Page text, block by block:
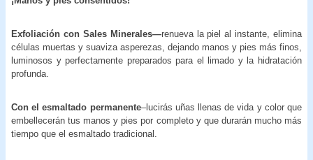
Exfoliación con Sales Minerales—renueva la piel al instante, elimina
células muertas y suaviza asperezas, dejando manos y pies más finos,
luminosos y perfectamente preparados para el limado y la hidratación
profunda.
Con el esmaltado permanente–lucirás uñas llenas de vida y color que
embellecerán tus manos y pies por completo y que durarán mucho más
tiempo que el esmaltado tradicional.